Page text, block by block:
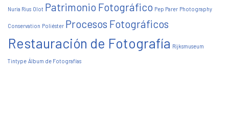
Nuria Rius Olot Patrimonio Fotográfico Pep Parer Photography
Conservation Poliéster Procesos Fotográficos
Restauración de Fotografía Rijksmuseum
Tintype Álbum de Fotografías